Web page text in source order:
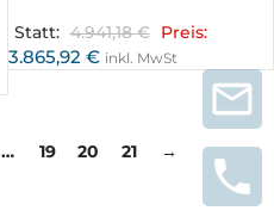
Statt: 4.941,18€ Preis:
3.865,92 € inkl. MwSt
… 19 20 21 →